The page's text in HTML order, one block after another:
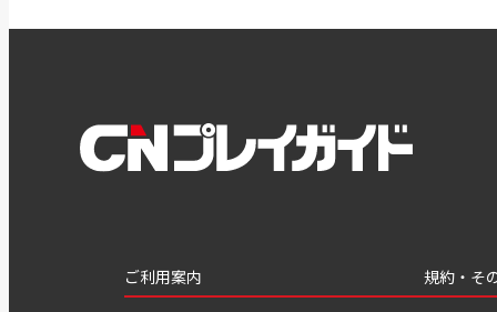
ご利用案内 規約・そ